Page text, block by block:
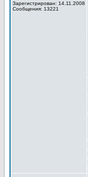
Зарегистрирован: 14.11.2008
Сообщения: 13221